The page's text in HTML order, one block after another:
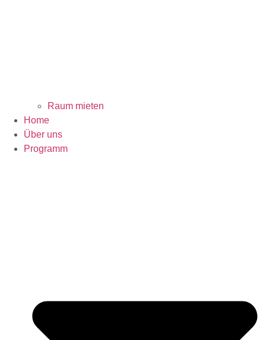
Raum mieten
Home
Über uns
Programm